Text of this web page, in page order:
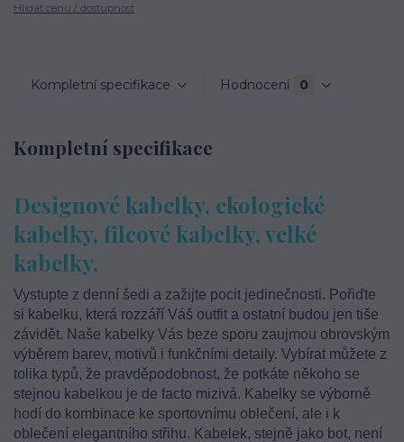
Hlídat cenu / dostupnost
Kompletní specifikace Hodnocení 0
Kompletní specifikace
Designové kabelky, ekologické
kabelky, filcové kabelky, velké
kabelky,
Vystupte z denní šedi a zažijte pocit jedinečnosti. Pořiďte
si kabelku, která rozzáří Váš outfit a ostatní budou jen tiše
závidět. Naše kabelky Vás beze sporu zaujmou obrovským
výběrem barev, motivů i funkčními detaily. Vybírat můžete z
tolika typů, že pravděpodobnost, že potkáte někoho se
stejnou kabelkou je de facto mizivá. Kabelky se výborně
hodí do kombinace ke sportovnímu oblečení, ale i k
oblečení elegantního střihu. Kabelek, stejně jako bot, není